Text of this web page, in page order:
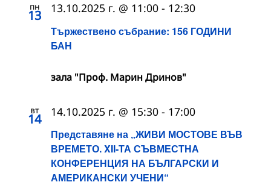
пн
13
Тържествено събрание: 156 ГОДИНИ
БАН
13.10.2025 г. @ 11:00 - 12:30
зала "Проф. Марин Дринов"
вт
14
Представяне на „ЖИВИ МОСТОВЕ ВЪВ
ВРЕМЕТО. XII-ТА СЪВМЕСТНА
КОНФЕРЕНЦИЯ НА БЪЛГАРСКИ И
АМЕРИКАНСКИ УЧЕНИ“
14.10.2025 г. @ 15:30 - 17:00